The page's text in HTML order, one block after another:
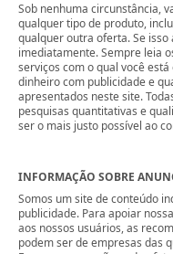
Sob nenhuma circunstância,
qualquer tipo de produto,
qualquer outra oferta. Se
imediatamente. Sempre leia
serviços com o qual você
dinheiro com publicidade e
apresentados neste site.
pesquisas quantitativas e
ser o mais justo possível ao
INFORMAÇÃO SOBRE
Somos um site de conteúdo
publicidade. Para apoiar
aos nossos usuários, as
podem ser de empresas das